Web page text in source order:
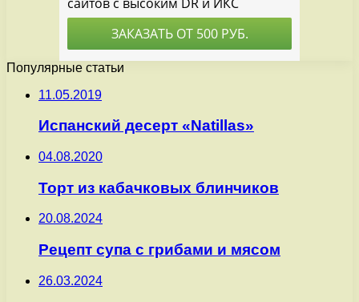
Популярные статьи
11.05.2019
Испанский десерт «Natillas»
04.08.2020
Торт из кабачковых блинчиков
20.08.2024
Рецепт супа с грибами и мясом
26.03.2024